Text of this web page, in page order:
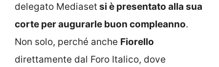
delegato Mediaset si è presentato alla sua
corte per augurarle buon compleanno.
Non solo, perché anche Fiorello
direttamente dal Foro Italico, dove